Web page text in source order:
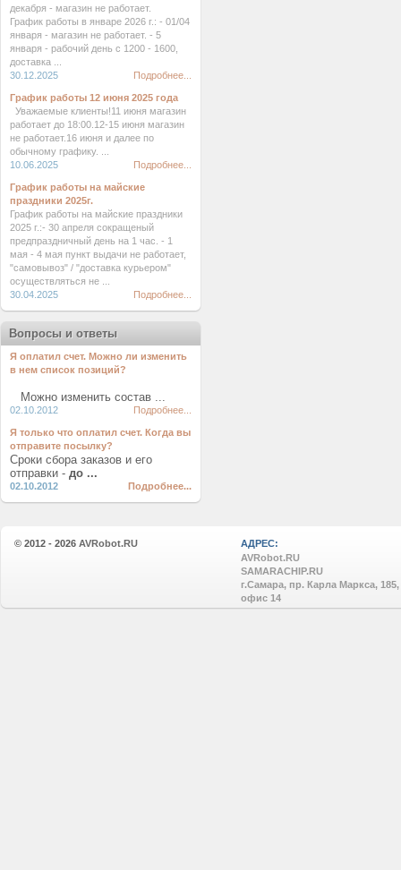
декабря - магазин не работает.
График работы в январе 2026 г.: - 01/04
января - магазин не работает. - 5
января - рабочий день с 1200 - 1600,
доставка ...
30.12.2025
Подробнее...
График работы 12 июня 2025 года
Уважаемые клиенты!11 июня магазин
работает до 18:00.12-15 июня магазин
не работает.16 июня и далее по
обычному графику. ...
10.06.2025
Подробнее...
График работы на майские
праздники 2025г.
График работы на майские праздники
2025 г.:- 30 апреля сокращеный
предпраздничный день на 1 час. - 1
мая - 4 мая пункт выдачи не работает,
"самовывоз" / "доставка курьером"
осуществляться не ...
30.04.2025
Подробнее...
Вопросы и ответы
Я оплатил счет. Можно ли изменить
в нем список позиций?
Можно изменить состав ...
02.10.2012 Подробнее...
Я только что оплатил счет. Когда вы
отправите посылку?
Сроки сбора заказов и его
отправки - до ...
02.10.2012 Подробнее...
© 2012 - 2026 AVRobot.RU
АДРЕС:
AVRobot.RU
SAMARACHIP.RU
г.Самара, пр. Карла Маркса, 185,
офис 14